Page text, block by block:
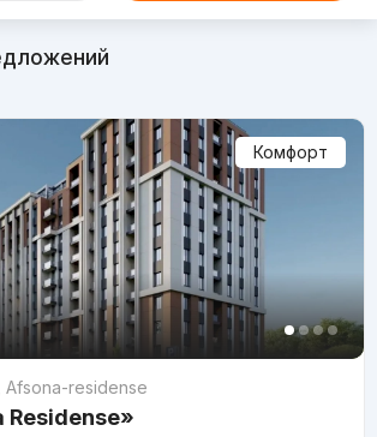
Комфорт
Afsona-residense